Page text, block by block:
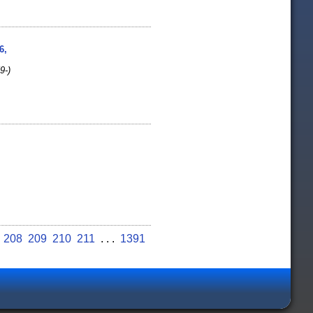
)
208 209 210 211 . . . 1391